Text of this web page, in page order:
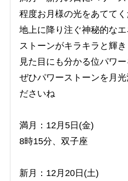
程度お月様の光をあてて
地上に降り注ぐ神秘的な
ストーンがキラキラと輝き
見た目にも分かる位パワ
ぜひパワーストーンを月光
ださいね
満月：12月5日(金)
8時15分、双子座
新月：12月20日(土)